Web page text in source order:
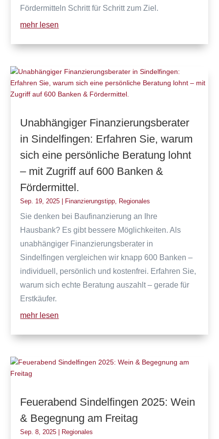
Fördermitteln Schritt für Schritt zum Ziel.
mehr lesen
Unabhängiger Finanzierungsberater
in Sindelfingen: Erfahren Sie, warum
sich eine persönliche Beratung lohnt
– mit Zugriff auf 600 Banken &
Fördermittel.
Sep. 19, 2025 Finanzierungstipp, Regionales
Sie denken bei Baufinanzierung an Ihre
Hausbank? Es gibt bessere Möglichkeiten. Als
unabhängiger Finanzierungsberater in
Sindelfingen vergleichen wir knapp 600 Banken –
individuell, persönlich und kostenfrei. Erfahren Sie,
warum sich echte Beratung auszahlt – gerade für
Erstkäufer.
mehr lesen
Feuerabend Sindelfingen 2025: Wein
& Begegnung am Freitag
Sep. 8, 2025 Regionales